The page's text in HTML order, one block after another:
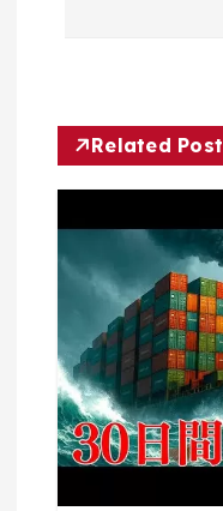
ー
シ
ョ
ン
Related